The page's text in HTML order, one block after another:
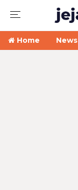
Home News